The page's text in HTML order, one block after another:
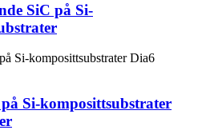
SiC på Si-
Si-komposittsubstrater